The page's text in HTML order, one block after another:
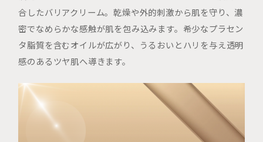
合したバリアクリーム。乾燥や外的刺激から肌を守り、濃
密でなめらかな感触が肌を包み込みます。希少なプラセン
タ脂質を含むオイルが広がり、うるおいとハリを与え透明
感のあるツヤ肌へ導きます。